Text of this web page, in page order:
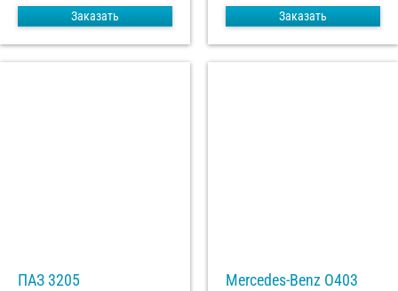
Заказать Заказать
ПАЗ 3205
Mercedes-Benz О403